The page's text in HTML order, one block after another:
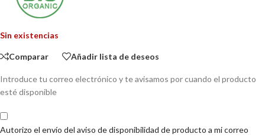
Sin existencias
Comparar Añadir lista de deseos
Introduce tu correo electrónico y te avisamos por cuando el producto
esté disponible
Autorizo el envío del aviso de disponibilidad de producto a mi correo